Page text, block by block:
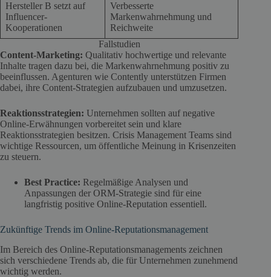
Hersteller B setzt auf
Influencer-
Kooperationen
Verbesserte
Markenwahrnehmung und
Reichweite
Fallstudien
Content-Marketing: Qualitativ hochwertige und relevante
Inhalte tragen dazu bei, die Markenwahrnehmung positiv zu
beeinflussen. Agenturen wie Contently unterstützen Firmen
dabei, ihre Content-Strategien aufzubauen und umzusetzen.
Reaktionsstrategien: Unternehmen sollten auf negative
Online-Erwähnungen vorbereitet sein und klare
Reaktionsstrategien besitzen. Crisis Management Teams sind
wichtige Ressourcen, um öffentliche Meinung in Krisenzeiten
zu steuern.
Best Practice: Regelmäßige Analysen und
Anpassungen der ORM-Strategie sind für eine
langfristig positive Online-Reputation essentiell.
Zukünftige Trends im Online-Reputationsmanagement
Im Bereich des Online-Reputationsmanagements zeichnen
sich verschiedene Trends ab, die für Unternehmen zunehmend
wichtig werden.